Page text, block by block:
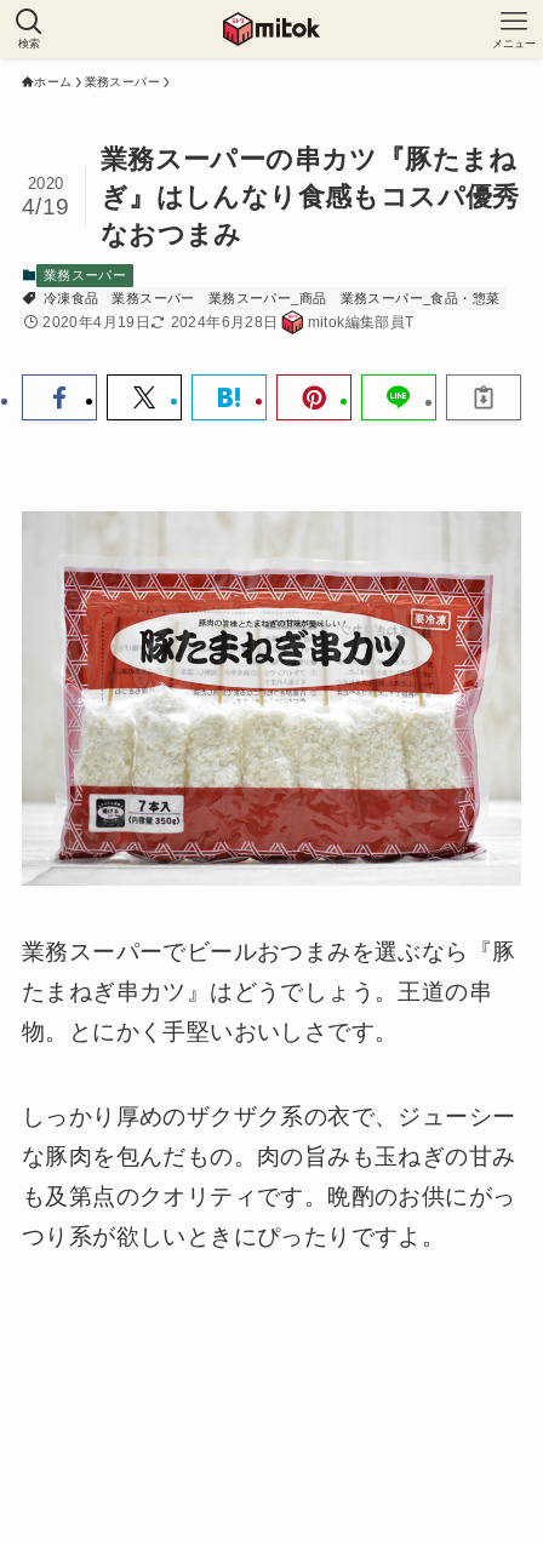
検索 メニュー
ホーム 業務スーパー
業務スーパーの串カツ『豚たまね
ぎ』はしんなり食感もコスパ優秀
なおつまみ
2020
4/19
業務スーパー
冷凍食品
業務スーパー 業務スーパー_商品 業務スーパー_食品・惣菜
2020年4月19日 2024年6月28日 mitok編集部員T
業務スーパーでビールおつまみを選ぶなら『豚
たまねぎ串カツ』はどうでしょう。王道の串
物。とにかく手堅いおいしさです。
しっかり厚めのザクザク系の衣で、ジューシー
な豚肉を包んだもの。肉の旨みも玉ねぎの甘み
も及第点のクオリティです。晩酌のお供にがっ
つり系が欲しいときにぴったりですよ。